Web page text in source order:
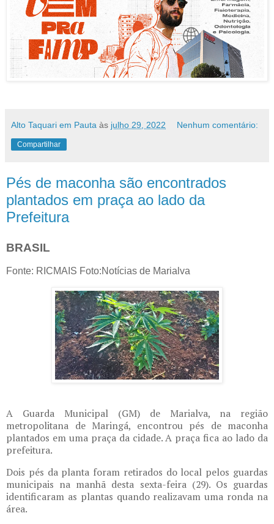
Alto Taquari em Pauta às julho 29, 2022 Nenhum comentário:
Compartilhar
Pés de maconha são encontrados
plantados em praça ao lado da
Prefeitura
BRASIL
Fonte: RICMAIS Foto:Notícias de Marialva
A Guarda Municipal (GM) de Marialva, na região
metropolitana de Maringá, encontrou pés de maconha
plantados em uma praça da cidade. A praça fica ao lado da
prefeitura.
Dois pés da planta foram retirados do local pelos guardas
municipais na manhã desta sexta-feira (29). Os guardas
identificaram as plantas quando realizavam uma ronda na
área.